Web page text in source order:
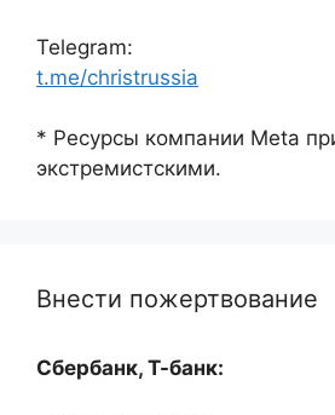
Telegram:
t.me/christrussia
* Ресурсы компании Meta
экстремистскими.
Внести пожертвование
Сбербанк, Т-банк: